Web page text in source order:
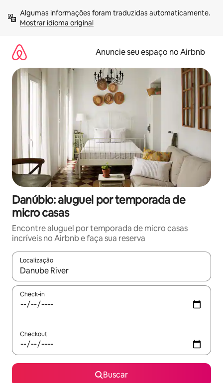
para
Mostrar idioma original
Anuncie seu espaço no Airbnb
Danúbio: aluguel por temporada de
micro casas
Encontre aluguel por temporada de micro casas
incríveis no Airbnb e faça sua reserva
Localização
Quando os resultados estiverem disponíveis, explore-os
Check-in
Checkout
Buscar